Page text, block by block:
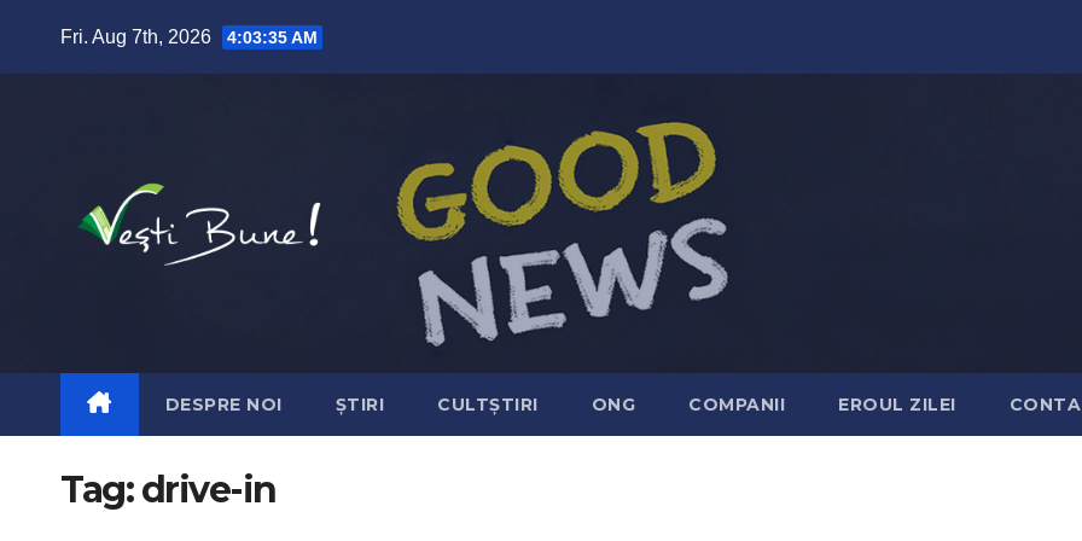
Fri. Aug 7th, 2026
4:03:35 AM
DESPRE NOI ȘTIRI CULTȘTIRI ONG COMPANII EROUL ZILEI
Tag:drive-in